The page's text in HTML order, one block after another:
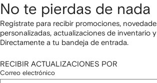
No te pierdas de nada
Regístrate para recibir promociones,
personalizadas, actualizaciones de inventario
Directamente a tu bandeja de entrada.
RECIBIR ACTUALIZACIONES POR
Correo electrónico